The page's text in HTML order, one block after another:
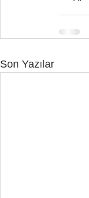
Son Yazılar